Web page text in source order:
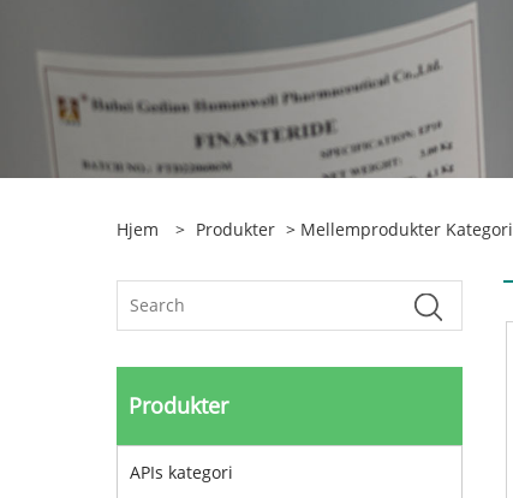
Hjem > Produkter > Mellemprodukter Kategori
Produkter
APIs kategori